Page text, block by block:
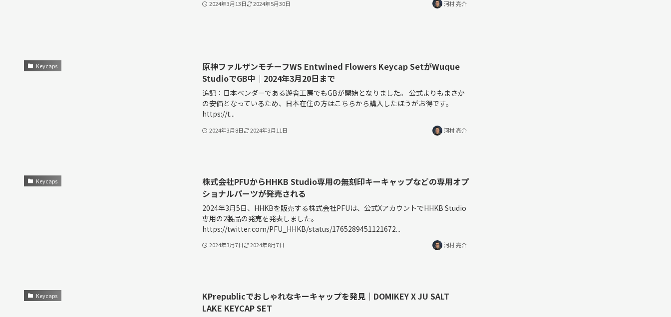
2024年3月13日 2024年5月30日 河村 亮介
Keycaps
原神ファルザンモチーフWS Entwined Flowers Keycap SetがWuque
StudioでGB中｜2024年3月20日まで
追記：日本ベンダーである遊舎工房でもGBが開始となりました。 公式よりもまさか
の安価となっているため、日本在住の方はこちらから購入したほうがお得です。
https://t...
2024年3月8日 2024年3月11日 河村 亮介
Keycaps
株式会社PFUからHHKB Studio専用の無刻印キーキャップなどの専用オプ
ショナルパーツが発売される
2024年3月5日、HHKBを販売する株式会社PFUは、公式XアカウントでHHKB Studio
専用の2製品の発売を発表しました。
https://twitter.com/PFU_HHKB/status/1765289451121672...
2024年3月7日 2024年8月7日 河村 亮介
Keycaps
KPrepublicでおしゃれなキーキャップを発見｜DOMIKEY X JU SALT
LAKE KEYCAP SET